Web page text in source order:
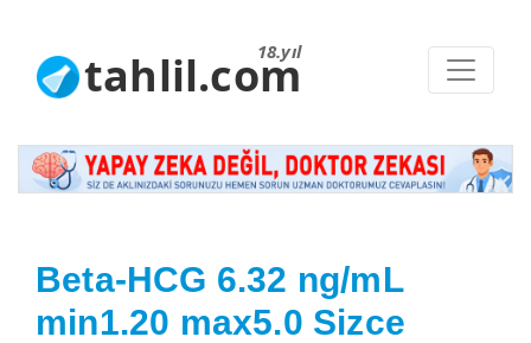
18.yıl
tahlil.com
Beta-HCG 6.32 ng/mL
min1.20 max5.0 Sizce